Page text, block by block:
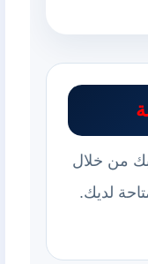
من خلال
لديك.